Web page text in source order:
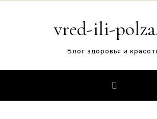
vred-ili-
Блог здоровья и